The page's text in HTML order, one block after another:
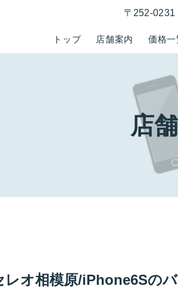
トップ 店舗案内 価格一
〒252-
店
レオ相模原/iPhone6Sの